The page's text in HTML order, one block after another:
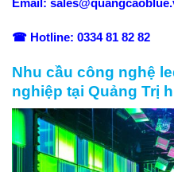
☎ Hotline: 0334 81 82 82
Nhu cầu công nghệ
nghiệp tại Quảng Trị